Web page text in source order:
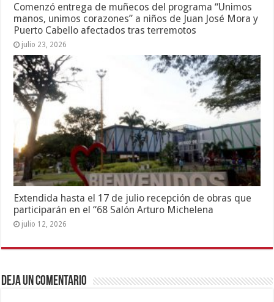
Comenzó entrega de muñecos del programa “Unimos
manos, unimos corazones” a niños de Juan José Mora y
Puerto Cabello afectados tras terremotos
julio 23, 2026
Extendida hasta el 17 de julio recepción de obras que
participarán en el “68 Salón Arturo Michelena
julio 12, 2026
Deja un comentario